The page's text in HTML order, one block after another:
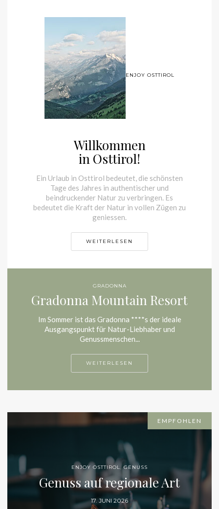
ENJOY OSTTIROL
Willkommen
in Osttirol!
Ein Urlaub in Osttirol bedeutet, die schönsten Tage
des Jahres in authentischer und beindruckender
Natur zu verbringen. Es bedeutet die Kraft der
Natur in vollen Zügen zu geniessen.
WEITERLESEN
Gradonna Mountain Resort
Ausgangspunkt für Natur-Liebhaber und
Genussmenschen...
WEITERLESEN
EMPFOHLEN
ENJOY OSTTIROL GENUSS
Genuss auf regionale Art
17. JUNI 2026